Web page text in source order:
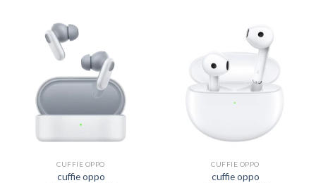
CUFFIE OPPO
cuffie oppo
CUFFIE OPPO
cuffie oppo